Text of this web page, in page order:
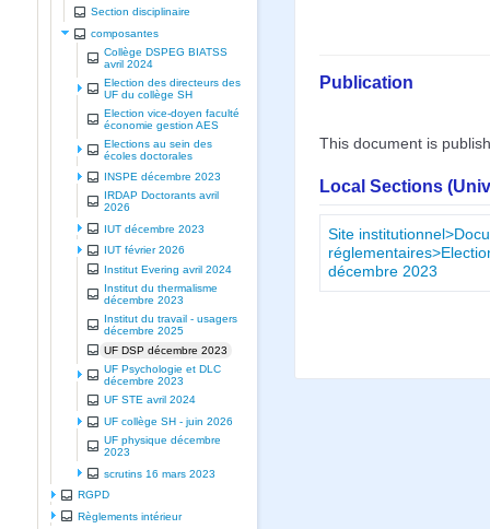
Section disciplinaire
composantes
Collège DSPEG BIATSS
avril 2024
Election des directeurs des
UF du collège SH
Election vice-doyen faculté
économie gestion AES
Elections au sein des
écoles doctorales
INSPE décembre 2023
IRDAP Doctorants avril
2026
IUT décembre 2023
IUT février 2026
Institut Evering avril 2024
Institut du thermalisme
décembre 2023
Institut du travail - usagers
décembre 2025
UF DSP décembre 2023
UF Psychologie et DLC
décembre 2023
UF STE avril 2024
UF collège SH - juin 2026
UF physique décembre
2023
scrutins 16 mars 2023
RGPD
Règlements intérieur
Publication
This document is
Local Sections
Site
décembre 2023